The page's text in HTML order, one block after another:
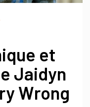
et
Jaidyn
Wrong